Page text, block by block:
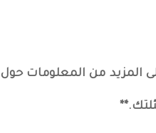
المزيد من المعلومات